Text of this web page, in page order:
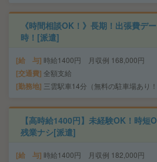
《時間相談OK！》長期！出張費デ
時！[派遣]
給 与 時給1400円 月収例 168,000円
交通費 全額支給
勤務地 三雲駅車14分（無料の駐車場あり！
【高時給1400円】未経験OK！時短
残業ナシ[派遣]
給 与 時給1400円 月収例 182,000円